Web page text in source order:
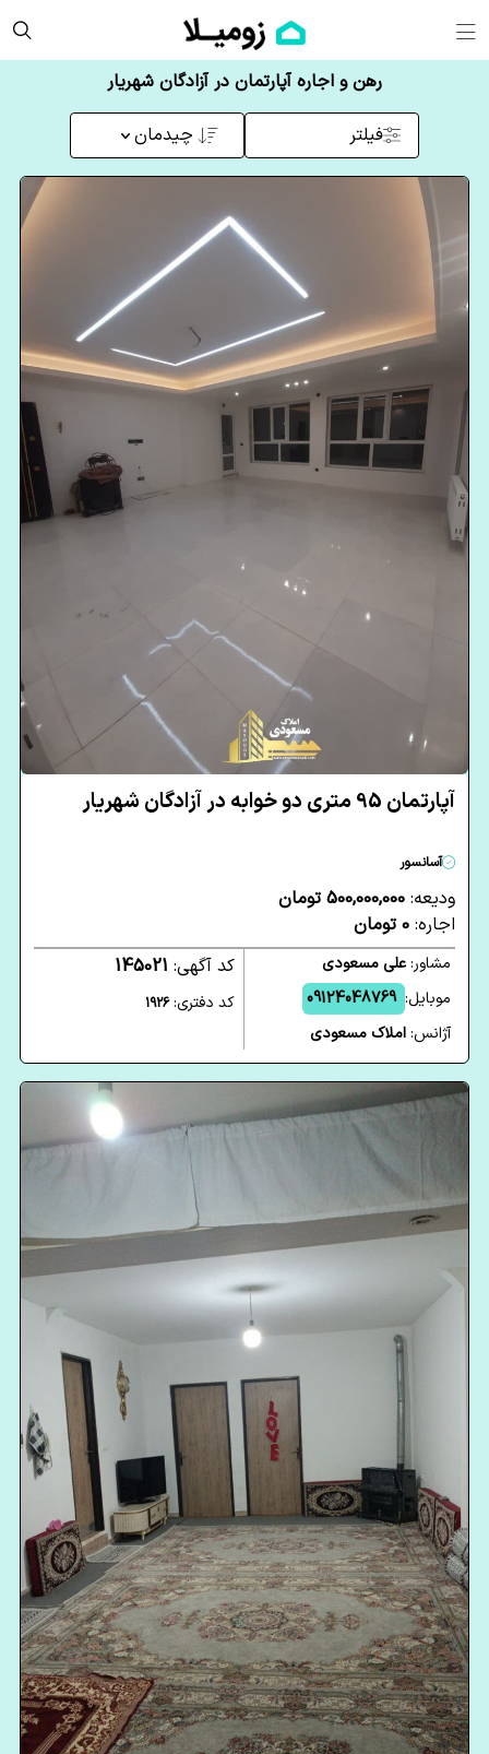
رهن و اجاره آپارتمان در آزادگان شهریار
فیلتر چیدمان
آپارتمان 95 متری دو خوابه در آزادگان شهریار
آسانسور
ودیعه: 500,000,000 تومان
اجاره: 0 تومان
مشاور:علی مسعودی
موبایل: 09124048769
آژانس:املاک مسعودی
کد آگهی: 145021
کد دفتری:1926